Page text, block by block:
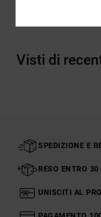
Visti di
SPEDIZIONE E
RESO ENTRO 30
UNISCITI AL